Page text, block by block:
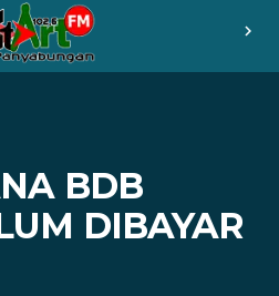
chevron_right
BDB
DIBAYAR